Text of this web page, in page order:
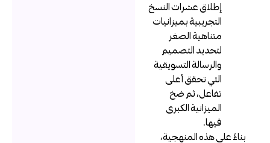
إطلاق عشرات النسخ
التجريبية بميزانيات
متناهية الصغر
لتحديد التصميم
والرسالة التسويقية
التي تحقق أعلى
تفاعل، ثم ضخ
الميزانية الكبرى
بناءً على هذه المنهجية،